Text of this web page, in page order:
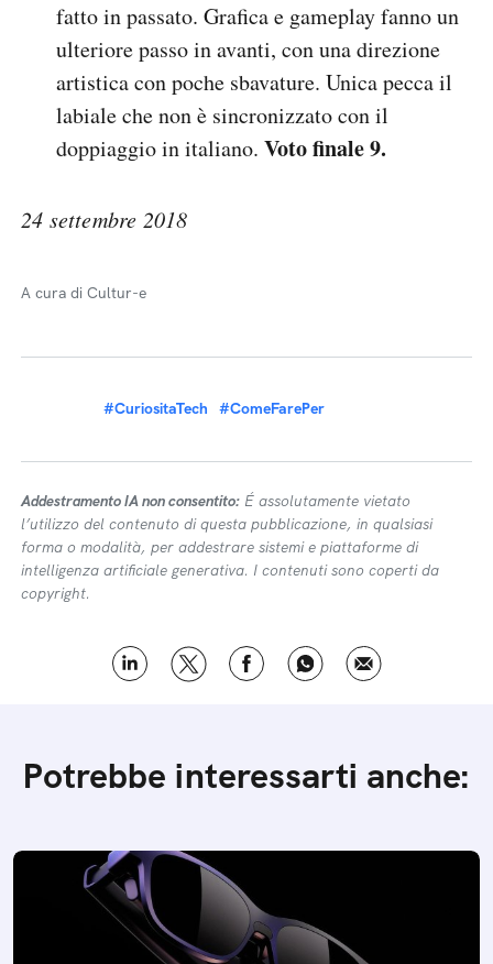
fatto in passato. Grafica e gameplay fanno un
ulteriore passo in avanti, con una direzione
artistica con poche sbavature. Unica pecca il
labiale che non è sincronizzato con il
doppiaggio in italiano. Voto finale 9.
24 settembre 2018
A cura di Cultur-e
#CuriositaTech #ComeFarePer
Addestramento IA non consentito: É assolutamente vietato
l’utilizzo del contenuto di questa pubblicazione, in qualsiasi
forma o modalità, per addestrare sistemi e piattaforme di
intelligenza artificiale generativa. I contenuti sono coperti da
copyright.
Potrebbe interessarti anche: